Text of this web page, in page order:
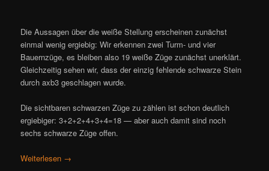
Die Aussagen über die weiße Stellung erscheinen zunächst
einmal wenig ergiebig: Wir erkennen zwei Turm- und vier
Bauernzüge, es bleiben also 19 weiße Züge zunächst unerklärt.
Gleichzeitig sehen wir, dass der einzig fehlende schwarze Stein
durch axb3 geschlagen wurde.
Die sichtbaren schwarzen Züge zu zählen ist schon deutlich
ergiebiger: 3+2+2+4+3+4=18 — aber auch damit sind noch
sechs schwarze Züge offen.
Weiterlesen →